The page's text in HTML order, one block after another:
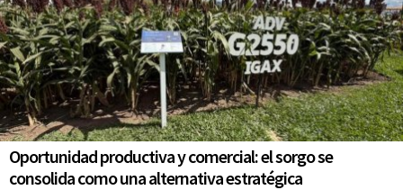
Oportunidad productiva y comercial: el sorgo se
consolida como una alternativa estratégica